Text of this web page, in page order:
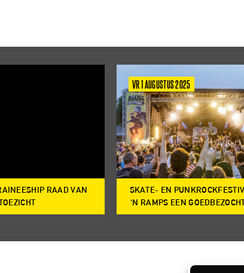
RAAD VAN
VR 1 AUGUSTUS 2025
SKATE- EN
‘N RAMPS EEN